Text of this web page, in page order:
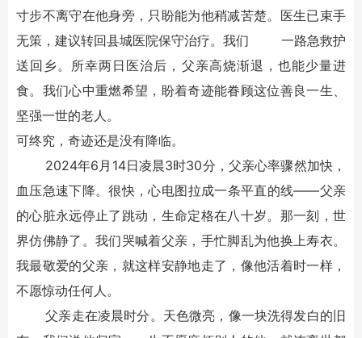
寸步不离守在他身旁，只盼能为他稍减苦楚。医生已束手
无策，建议转回县城医院保守治疗。我们 一路急救护
送回乡。所幸两日医治后，父亲高烧渐退，也能少量进
食。我们心中重燃希望，盼着奇迹能眷顾这位善良一生、
坚强一世的老人。
可终究，奇迹还是没有降临。
2024年6月14日凌晨3时30分，父亲心率骤然加快，
血压急速下降。很快，心电图拉成一条平直的线——父亲
的心脏永远停止了跳动，生命定格在八十岁。那一刻，世
界仿佛静了。我们哭喊着父亲，手忙脚乱为他换上寿衣。
我最敬爱的父亲，就这样安静地走了，像他活着时一样，
不愿惊动任何人。
父亲走在凌晨时分。天色微亮，像一块洗得发白的旧